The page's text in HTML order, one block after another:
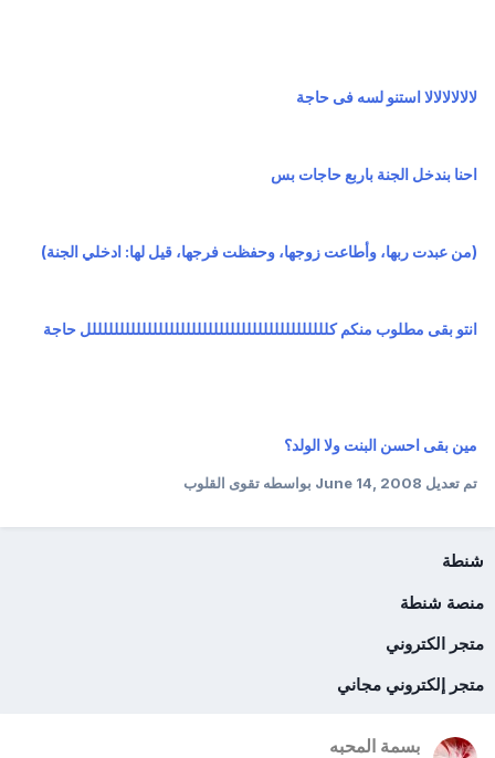
لالالالالالا استنو لسه فى حاجة
احنا بندخل الجنة باربع حاجات بس
(من عبدت ربها، وأطاعت زوجها، وحفظت فرجها، قيل لها: ادخلي الجنة)
انتو بقى مطلوب منكم كلللللللللللللللللللللللللللللللللللللللللللل حاجة
مين بقى احسن البنت ولا الولد؟
تم تعديلJune 14, 2008بواسطه تقوى القلوب
شنطة
منصة شنطة
متجر الكتروني
متجر إلكتروني مجاني
بسمة المحبه